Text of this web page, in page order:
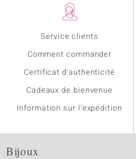
Service clients
Comment commander
Certificat d'authenticité
Cadeaux de bienvenue
Information sur l'expédition
Bijoux